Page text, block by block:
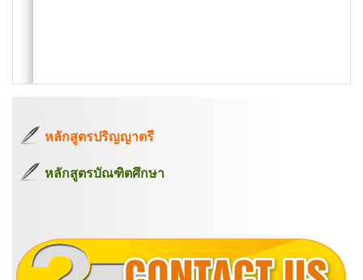
หลักสูตรปริญญาตรี
หลักสูตรบัณฑิตศึกษา